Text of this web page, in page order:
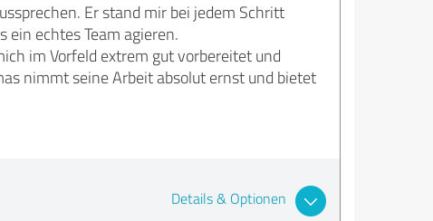
Er stand mir bei jedem Schritt
ein echtes Team agieren.
im Vorfeld extrem gut vorbereitet und
nimmt seine Arbeit absolut ernst und bietet
Details & Optionen